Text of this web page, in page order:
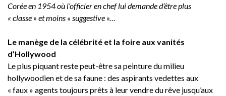
Corée en 1954 où l’officier en chef lui demande d’être plus
« classe » et moins « suggestive »…
Le manège de la célébrité et la foire aux vanités
d’Hollywood
Le plus piquant reste peut-être sa peinture du milieu
hollywoodien et de sa faune : des aspirants vedettes aux
« faux » agents toujours prêts à leur vendre du rêve jusqu’aux